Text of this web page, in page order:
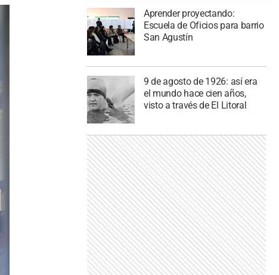
Aprender proyectando:
Escuela de Oficios para barrio
San Agustín
9 de agosto de 1926: así era
el mundo hace cien años,
visto a través de El Litoral